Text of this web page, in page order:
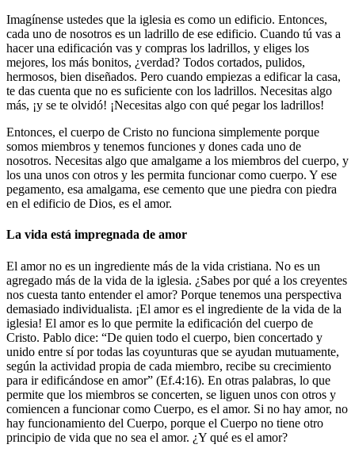
Imagínense ustedes que la iglesia es como un edificio. Entonces,
cada uno de nosotros es un ladrillo de ese edificio. Cuando tú vas a
hacer una edificación vas y compras los ladrillos, y eliges los
mejores, los más bonitos, ¿verdad? Todos cortados, pulidos,
hermosos, bien diseñados. Pero cuando empiezas a edificar la casa,
te das cuenta que no es suficiente con los ladrillos. Necesitas algo
más, ¡y se te olvidó! ¡Necesitas algo con qué pegar los ladrillos!
Entonces, el cuerpo de Cristo no funciona simplemente porque
somos miembros y tenemos funciones y dones cada uno de
nosotros. Necesitas algo que amalgame a los miembros del cuerpo, y
los una unos con otros y les permita funcionar como cuerpo. Y ese
pegamento, esa amalgama, ese cemento que une piedra con piedra
en el edificio de Dios, es el amor.
La vida está impregnada de amor
El amor no es un ingrediente más de la vida cristiana. No es un
agregado más de la vida de la iglesia. ¿Sabes por qué a los creyentes
nos cuesta tanto entender el amor? Porque tenemos una perspectiva
demasiado individualista. ¡El amor es el ingrediente de la vida de la
iglesia! El amor es lo que permite la edificación del cuerpo de
Cristo. Pablo dice: “De quien todo el cuerpo, bien concertado y
unido entre sí por todas las coyunturas que se ayudan mutuamente,
según la actividad propia de cada miembro, recibe su crecimiento
para ir edificándose en amor” (Ef.4:16). En otras palabras, lo que
permite que los miembros se concerten, se liguen unos con otros y
comiencen a funcionar como Cuerpo, es el amor. Si no hay amor, no
hay funcionamiento del Cuerpo, porque el Cuerpo no tiene otro
principio de vida que no sea el amor. ¿Y qué es el amor?